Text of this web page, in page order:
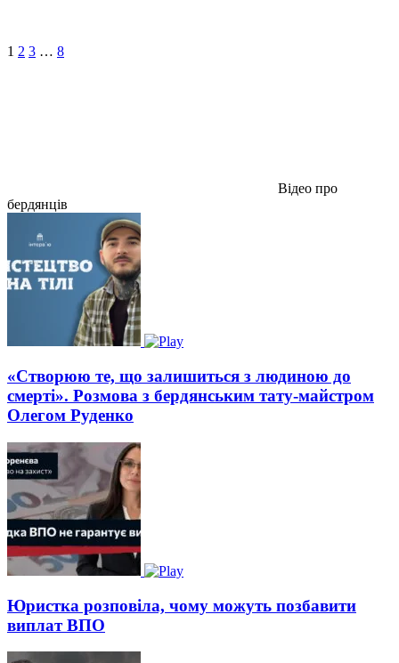
1 2 3 … 8
Відео про
бердянців
«Створюю те, що залишиться з людиною до
смерті». Розмова з бердянським тату-майстром
Олегом Руденко
Юристка розповіла, чому можуть позбавити
виплат ВПО